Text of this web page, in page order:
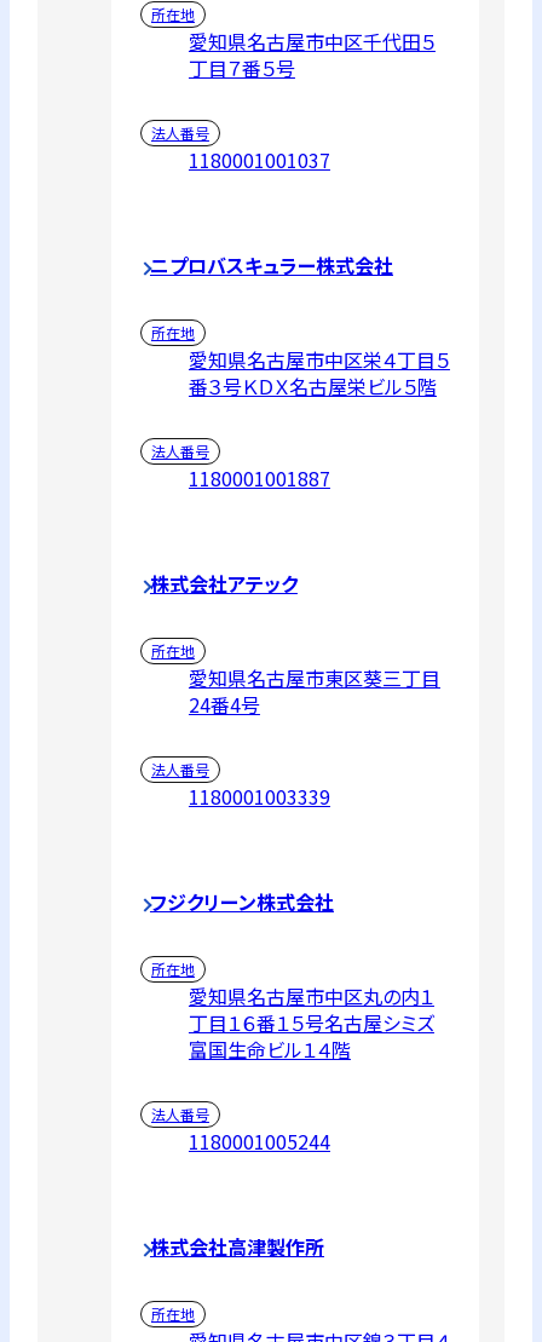
所在地
愛知県名古屋市中区千代田５
丁目７番５号
法人番号
1180001001037
ニプロバスキュラー株式会社
所在地
愛知県名古屋市中区栄４丁目５
番３号ＫＤＸ名古屋栄ビル５階
法人番号
1180001001887
株式会社アテック
所在地
愛知県名古屋市東区葵三丁目
24番4号
法人番号
1180001003339
フジクリーン株式会社
所在地
愛知県名古屋市中区丸の内１
丁目１６番１５号名古屋シミズ
富国生命ビル１４階
法人番号
1180001005244
株式会社高津製作所
所在地